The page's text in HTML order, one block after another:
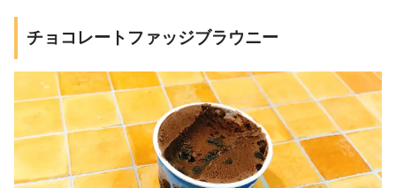
チョコレートファッジブラウニー